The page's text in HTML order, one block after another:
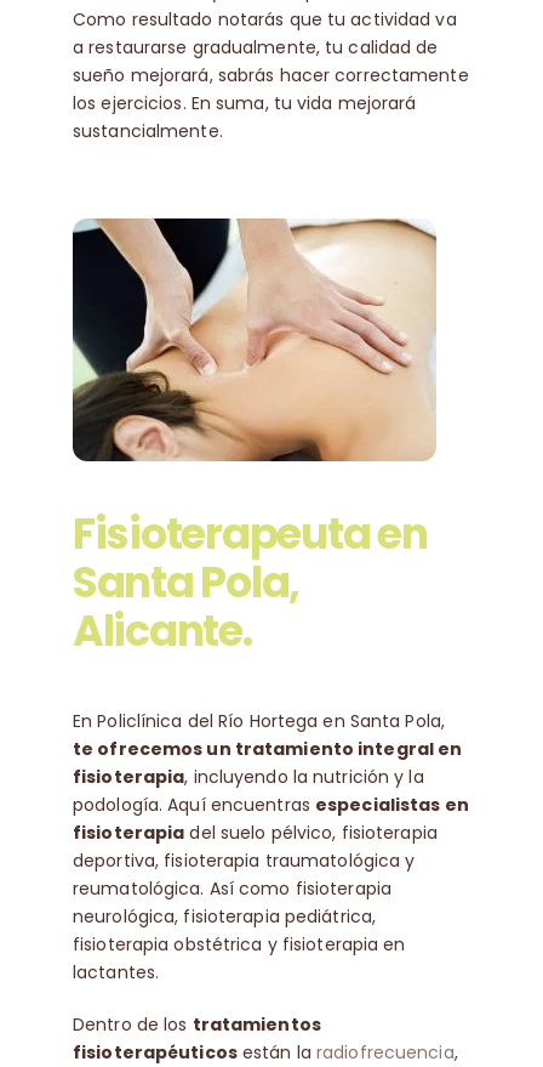
Como resultado notarás que tu actividad va
a restaurarse gradualmente, tu calidad de
sueño mejorará, sabrás hacer correctamente
los ejercicios. En suma, tu vida mejorará
sustancialmente.
Fisioterapeuta en
Santa Pola,
Alicante.
En Policlínica del Río Hortega en Santa Pola,
te ofrecemos un tratamiento integral en
fisioterapia, incluyendo la nutrición y la
podología. Aquí encuentras especialistas en
fisioterapia del suelo pélvico, fisioterapia
deportiva, fisioterapia traumatológica y
reumatológica. Así como fisioterapia
neurológica, fisioterapia pediátrica,
fisioterapia obstétrica y fisioterapia en
lactantes.
Dentro de los tratamientos
fisioterapéuticosestán laradiofrecuencia,